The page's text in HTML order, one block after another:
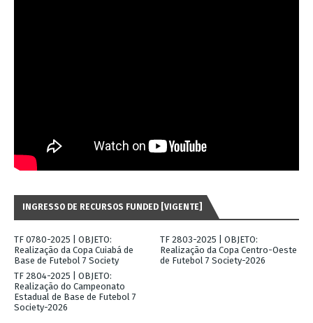
INGRESSO DE RECURSOS FUNDED [VIGENTE]
TF 0780-2025 | OBJETO:
Realização da Copa Cuiabá de
Base de Futebol 7 Society
TF 2803-2025 | OBJETO:
Realização da Copa Centro-Oeste
de Futebol 7 Society-2026
TF 2804-2025 | OBJETO:
Realização do Campeonato
Estadual de Base de Futebol 7
Society-2026